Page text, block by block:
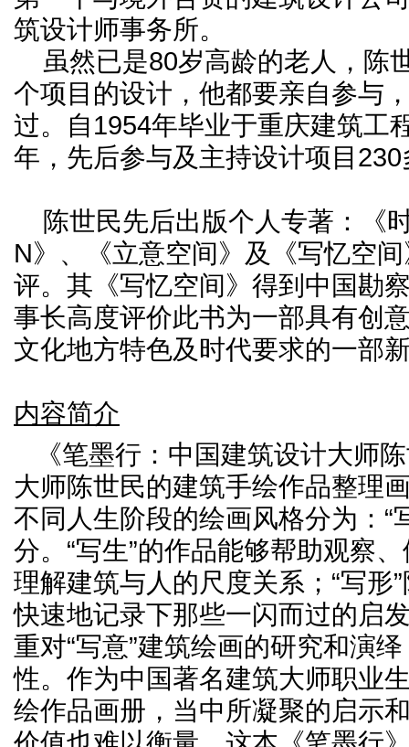
筑设计师事务所。
虽然已是80岁高龄的老人，陈
个项目的设计，他都要亲自参与
过。自1954年毕业于重庆建筑工
年，先后参与及主持设计项目
陈世民先后出版个人专著：《
N》、《立意空间》及《写忆空
评。其《写忆空间》得到中国勘
事长高度评价此书为一部具有创
文化地方特色及时代要求的一部
内容简介
《笔墨行： 中国建筑设计大师
大师陈世民的建筑手绘作品整理
不同人生阶段的绘画风格分为：“
分。“写生”的作品能够帮助观察
理解建筑与人的尺度关系；“写形
快速地记录下那些一闪而过的启
重对“写意”建筑绘画的研究和演
性。作为中国著名建筑大师职业
绘作品画册，当中所凝聚的启示